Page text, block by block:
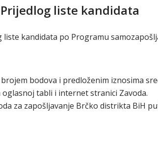
Prijedlog liste kandidata
liste kandidata po Programu
bodova i predloženim iznosima
tabli i internet stranici Zavoda.
za zapošljavanje Brčko distrikta BiH